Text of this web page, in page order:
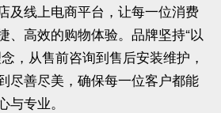
及线上电商平台，让每一位消费
、高效的购物体验。品牌坚持“以
，从售前咨询到售后安装维护，
尽善尽美，确保每一位客户都能
专业。